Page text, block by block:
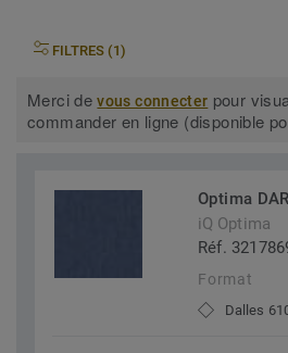
FILTRES (1)
Merci devous connecter pour
commander en ligne (disponible
Optima
iQ Optima
Réf.
Format
Dalles